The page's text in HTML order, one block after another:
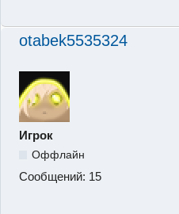
otabek5535324
Игрок
Оффлайн
Сообщений: 15